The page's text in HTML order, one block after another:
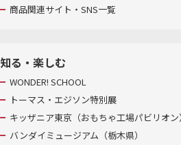
商品関連サイト・SNS一覧
知る・楽しむ
WONDER! SCHOOL
トーマス・エジソン特別展
キッザニア東京（おもちゃ工場パビリオ
バンダイミュージアム（栃木県）